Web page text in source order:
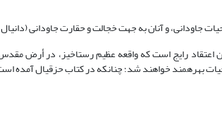
و آنان به جهت خجالت و حقارت جاودانی (دانیال، 2:
اعتقاد رایج است که واقعه عظیم رستاخیز، در أرض
بهره‏مند خواهند شد؛ چنانکه در کتاب حزقیال آمده